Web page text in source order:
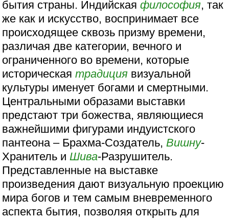
бытия страны. Индийскаяфилософия, так
же как и искусство, воспринимает все
происходящее сквозь призму времени,
различая две категории, вечного и
ограниченного во времени, которые
историческаятрадиция визуальной
культуры именует богами и смертными.
Центральными образами выставки
предстают три божества, являющиеся
важнейшими фигурами индуистского
пантеона – Брахма-Создатель,Вишну-
Хранитель иШива-Разрушитель.
Представленные на выставке
произведения дают визуальную проекцию
мира богов и тем самым вневременного
аспекта бытия, позволяя открыть для